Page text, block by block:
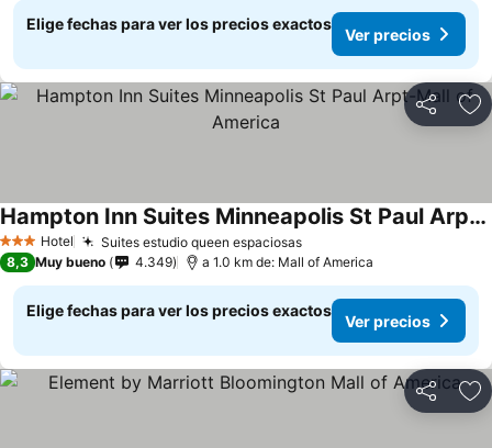
Elige fechas para ver los precios exactos
Ver precios
Compartir
3 Estrellas
Hotel Suites estudio queen espaciosas
Hampton Inn Suites Minneapolis St Paul Arpt-Mall of America
8,3 Muy bueno 4.349 a 1.0 km de: Mall of America
Elige fechas para ver los precios exactos
Ver precios
Compartir